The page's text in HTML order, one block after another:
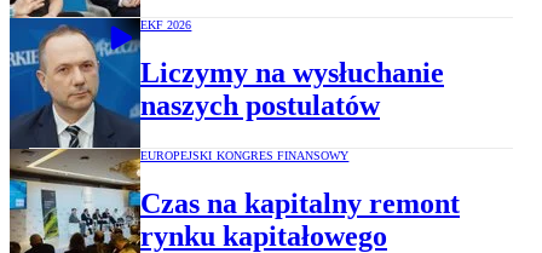
EKF 2026
Liczymy na wysłuchanie
naszych postulatów
EUROPEJSKI KONGRES FINANSOWY
Czas na kapitalny remont
rynku kapitałowego